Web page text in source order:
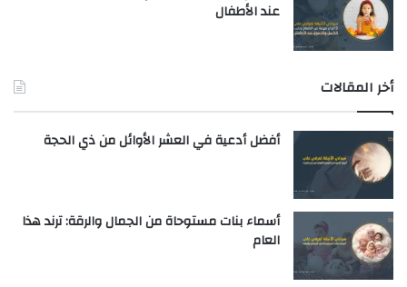
عند الأطفال
أخر المقالات
أفضل أدعية في العشر الأوائل من ذي الحجة
أسماء بنات مستوحاة من الجمال والرقة: ترند هذا
العام